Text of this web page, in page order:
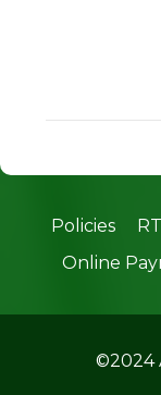
Policies
Online
©2024